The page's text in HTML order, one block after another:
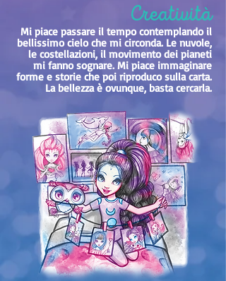
Creatività
Mi piace passare il tempo contemplando il
bellissimo cielo che mi circonda. Le nuvole,
le costellazioni, il movimento dei pianeti
mi fanno sognare. Mi piace immaginare
forme e storie che poi riproduco sulla carta.
La bellezza è ovunque, basta cercarla.